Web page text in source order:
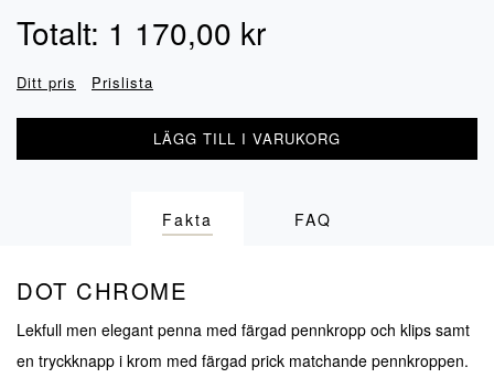
Totalt: 1 170,00 kr
Ditt pris Prislista
LÄGG TILL I VARUKORG
Fakta FAQ
DOT CHROME
Lekfull men elegant penna med färgad pennkropp och klips samt
en tryckknapp i krom med färgad prick matchande pennkroppen.